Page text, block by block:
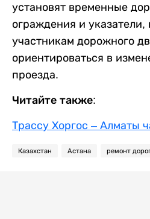
установят временные
ограждения и указатели,
участникам дорожного
ориентироваться в
проезда.
Читайте также:
Трассу Хоргос – Алматы
Казахстан Астана ремонт